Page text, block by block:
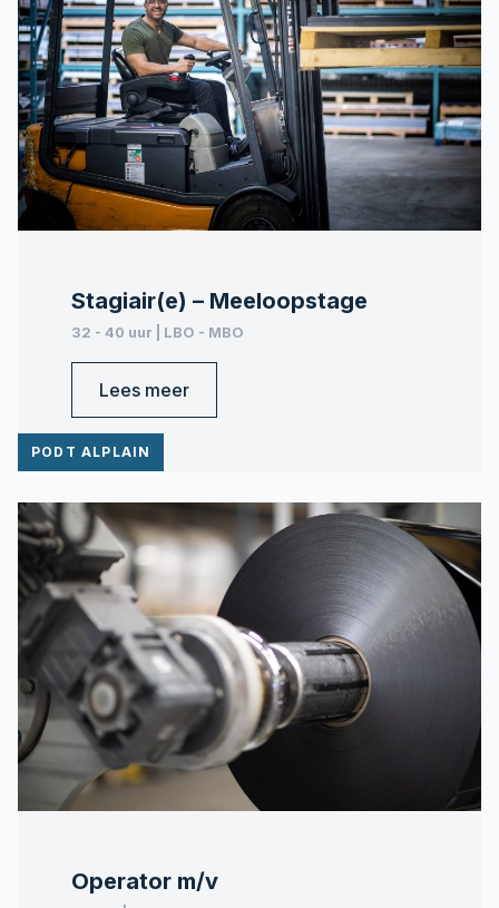
PODT ALPLAIN
Stagiair(e) – Meeloopstage
32 - 40 uur | LBO - MBO
Lees meer
Operator m/v